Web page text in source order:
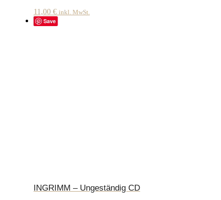
11,00 € inkl. MwSt.
Save
INGRIMM – Ungeständig CD